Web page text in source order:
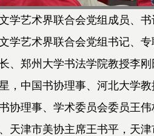
艺术界联合会党组成员、书
学艺术界联合会党组书记、
、郑州大学书法学院教授李
，中国书协理事、河北大学
协理事、学术委员会委员王
天津市美协主席王书平，天